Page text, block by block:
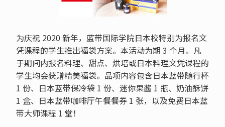
为庆祝 2020 新年，蓝带国际学院日本校特别为报名文
凭课程的学生推出福袋方案。本活动为期 3 个月。凡
于期间内报名料理、甜点、烘培或日本料理文凭课程的
学生均会获赠精美福袋。品项内容包含日本蓝带随行杯
1 份、日本蓝带保冷袋 1 份、迷你果酱 1 瓶、奶油酥饼
1 盒、日本蓝带咖啡厅午餐餐券 1 张，以及免费日本蓝
带大师课程 1 堂！